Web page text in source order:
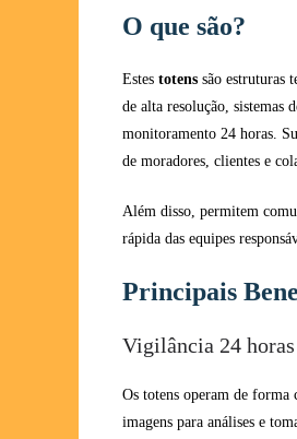
O que são?
Estes totens são estruturas
de alta resolução, sistemas
monitoramento 24 horas.
de moradores, clientes e
Além disso, permitem
rápida das equipes
Principais
Vigilância 24
Os totens operam de forma
imagens para análises e